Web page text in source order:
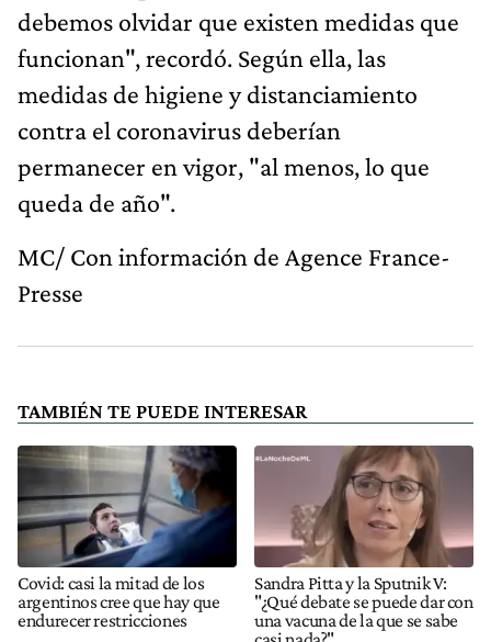
debemos olvidar que existen medidas que
funcionan", recordó. Según ella, las
medidas de higiene y distanciamiento
contra el coronavirus deberían
permanecer en vigor, "al menos, lo que
queda de año".
MC/ Con información de Agence France-
Presse
TAMBIÉN TE PUEDE INTERESAR
Covid: casi la mitad de los
argentinos cree que hay que
endurecer restricciones
Sandra Pitta y la Sputnik V:
"¿Qué debate se puede dar con
una vacuna de la que se sabe